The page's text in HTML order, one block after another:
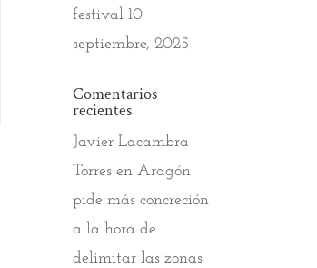
festival 10
septiembre, 2025
Comentarios
recientes
Javier Lacambra
Torres enAragón
pide más concreción
a la hora de
delimitar las zonas